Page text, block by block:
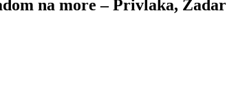
na more – Privlaka, Zadar